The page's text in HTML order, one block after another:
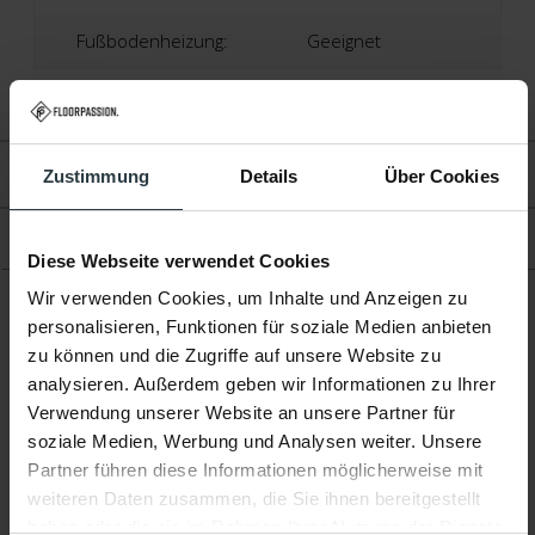
Zustimmung Details Über Cookies
Diese Webseite verwendet Cookies
Wir verwenden Cookies, um Inhalte und Anzeigen zu
personalisieren, Funktionen für soziale Medien anbieten
zu können und die Zugriffe auf unsere Website zu
analysieren. Außerdem geben wir Informationen zu Ihrer
Verwendung unserer Website an unsere Partner für
soziale Medien, Werbung und Analysen weiter. Unsere
Partner führen diese Informationen möglicherweise mit
weiteren Daten zusammen, die Sie ihnen bereitgestellt
Bewertungen
Produkt
Fußbodenheizung: Geeignet
Ergänzende Produkte
-78% -13%